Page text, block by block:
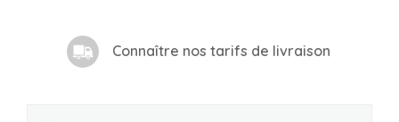
Connaître nos tarifs de livraison